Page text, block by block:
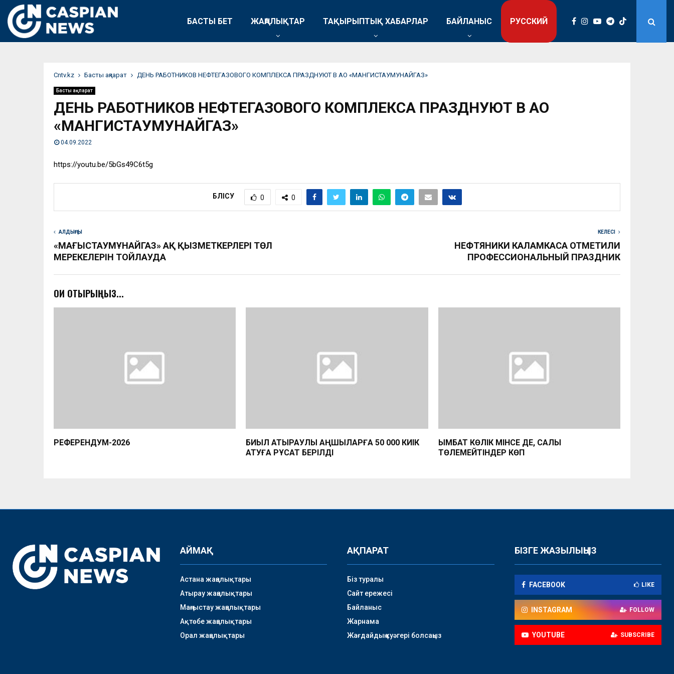
БАСТЫ БЕТ ЖАҢАЛЫҚТАР ТАҚЫРЫПТЫҚ ХАБАРЛАР БАЙЛАНЫС РУССКИЙ
Сntv.kz Басты ақпарат ДЕНЬ РАБОТНИКОВ НЕФТЕГАЗОВОГО КОМПЛЕКСА ПРАЗДНУЮТ В АО «МАНГИСТАУМУНАЙГАЗ»
Басты ақпарат
ДЕНЬ РАБОТНИКОВ НЕФТЕГАЗОВОГО КОМПЛЕКСА ПРАЗДНУЮТ В АО
«МАНГИСТАУМУНАЙГАЗ»
04.09.2022
https://youtu.be/5bGs49C6t5g
БӨЛІСУ 0 0
АЛДЫҢҒЫ
«МАҢҒЫСТАУМҰНАЙГАЗ» АҚ ҚЫЗМЕТКЕРЛЕРІ ТӨЛ
МЕРЕКЕЛЕРІН ТОЙЛАУДА
КЕЛЕСІ
НЕФТЯНИКИ КАЛАМКАСА ОТМЕТИЛИ
ПРОФЕССИОНАЛЬНЫЙ ПРАЗДНИК
ОҚИ ОТЫРЫҢЫЗ...
РЕФЕРЕНДУМ-2026
БИЫЛ АТЫРАУЛЫҚ АҢШЫЛАРҒА 50 000 КИІК
АТУҒА РҰҚСАТ БЕРІЛДІ
ҚЫМБАТ КӨЛІК МІНСЕ ДЕ, САЛЫҚ
ТӨЛЕМЕЙТІНДЕР КӨП
АЙМАҚ
Астана жаңалықтары
Атырау жаңалықтары
Маңғыстау жаңалықтары
Ақтөбе жаңалықтары
Орал жаңалықтары
АҚПАРАТ
Біз туралы
Сайт ережесі
Байланыс
Жарнама
Жағдайдың куәгері болсаңыз
БІЗГЕ ЖАЗЫЛЫҢЫЗ
FACEBOOK LIKE
INSTAGRAM FOLLOW
YOUTUBE SUBSCRIBE